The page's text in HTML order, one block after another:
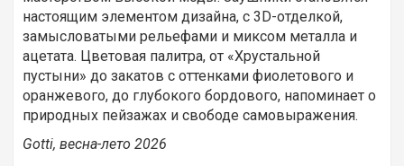
настоящим элементом дизайна, с 3D-отделкой,
замысловатыми рельефами и миксом металла и
ацетата. Цветовая палитра, от «Хрустальной
пустыни» до закатов с оттенками фиолетового и
оранжевого, до глубокого бордового, напоминает о
природных пейзажах и свободе самовыражения.
Gotti, весна-лето 2026